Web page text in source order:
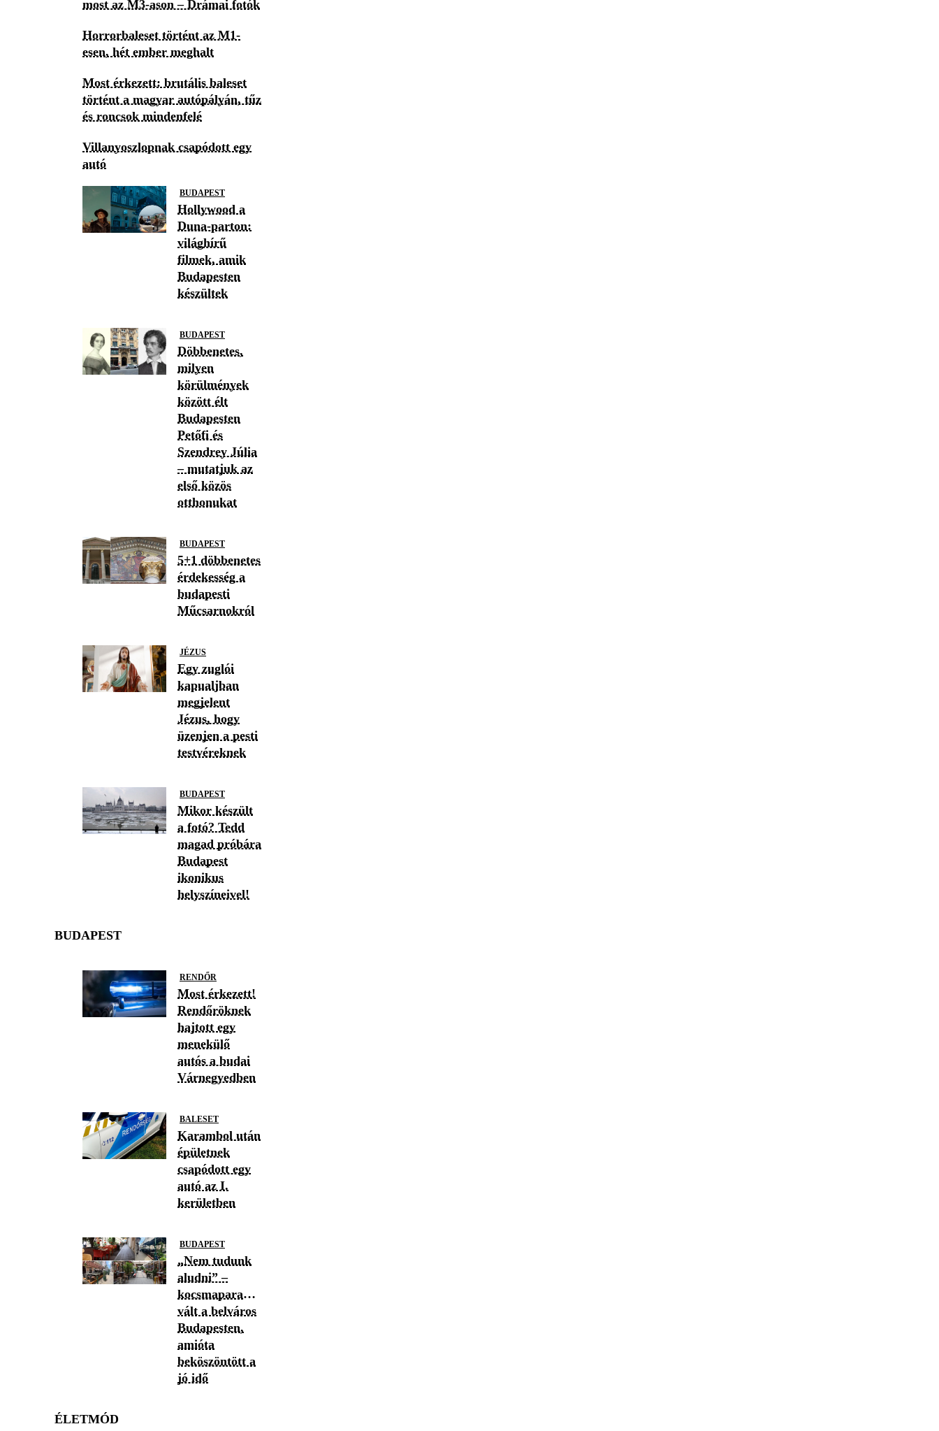
most az M3-ason – Drámai fotók
Horrorbaleset történt az M1-
esen, hét ember meghalt
Most érkezett: brutális baleset
történt a magyar autópályán, tűz
és roncsok mindenfelé
Villanyoszlopnak csapódott egy
autó
BUDAPEST
Hollywood a
Duna-parton:
világhírű
filmek, amik
Budapesten
készültek
BUDAPEST
Döbbenetes,
milyen
körülmények
között élt
Budapesten
Petőfi és
Szendrey Júlia
– mutatjuk az
első közös
otthonukat
BUDAPEST
5+1 döbbenetes
érdekesség a
budapesti
Műcsarnokról
JÉZUS
Egy zuglói
kapualjban
megjelent
Jézus, hogy
üzenjen a pesti
testvéreknek
BUDAPEST
Mikor készült
a fotó? Tedd
magad próbára
Budapest
ikonikus
helyszíneivel!
BUDAPEST
RENDŐR
Most érkezett!
Rendőröknek
hajtott egy
menekülő
autós a budai
Várnegyedben
BALESET
Karambol után
épületnek
csapódott egy
autó az I.
kerületben
BUDAPEST
„Nem tudunk
aludni” –
kocsmaparadicsommá
vált a belváros
Budapesten,
amióta
beköszöntött a
jó idő
ÉLETMÓD